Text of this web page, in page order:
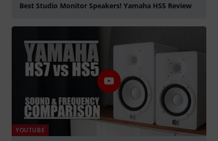
Best Studio Monitor Speakers! Yamaha HS5 Review
YOUTUBE